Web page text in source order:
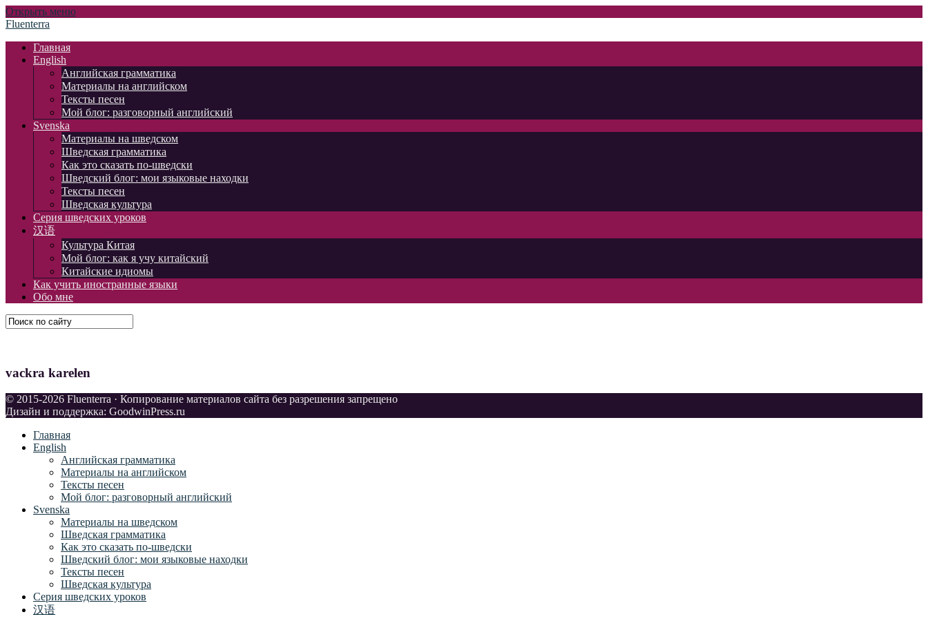
Открыть меню
Fluenterra
Главная
English
Английская грамматика
Материалы на английском
Тексты песен
Мой блог: разговорный английский
Svenska
Материалы на шведском
Шведская грамматика
Как это сказать по-шведски
Шведский блог: мои языковые находки
Тексты песен
Шведская культура
Серия шведских уроков
汉语
Культура Китая
Мой блог: как я учу китайский
Китайские идиомы
Как учить иностранные языки
Обо мне
vackra karelen
© 2015-2026 Fluenterra · Копирование материалов сайта без разрешения запрещено
Дизайн и поддержка: GoodwinPress.ru
Главная
English
Английская грамматика
Материалы на английском
Тексты песен
Мой блог: разговорный английский
Svenska
Материалы на шведском
Шведская грамматика
Как это сказать по-шведски
Шведский блог: мои языковые находки
Тексты песен
Шведская культура
Серия шведских уроков
汉语